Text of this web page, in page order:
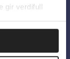
gir verdifull